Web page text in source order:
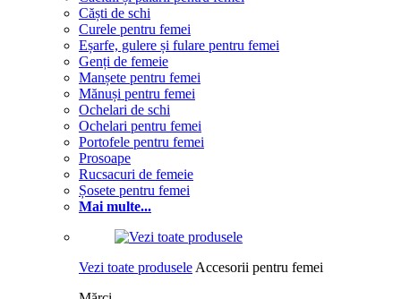
Căști de schi
Curele pentru femei
Eșarfe, gulere și fulare pentru femei
Genți de femeie
Manșete pentru femei
Mănuși pentru femei
Ochelari de schi
Ochelari pentru femei
Portofele pentru femei
Prosoape
Rucsacuri de femeie
Șosete pentru femei
Mai multe...
Vezi toate produsele Accesorii pentru femei